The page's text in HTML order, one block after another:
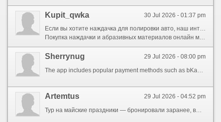
30 Jul 2026 - 01:37 pm
Kupit_qwka
Если вы хотите наждачка для полировки авто, наш интернет магазин предлагает большой выбор и выгодные цены.
Покупка наждачки и абразивных материалов онлайн может стать самым выгодным решением.
29 Jul 2026 - 08:00 pm
Sherrynug
29 Jul 2026 - 04:52 pm
Artemtus